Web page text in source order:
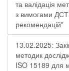
та валідація
з вимогами
рекомендацій"
13.02.2025:
методик
ISO 15189 для